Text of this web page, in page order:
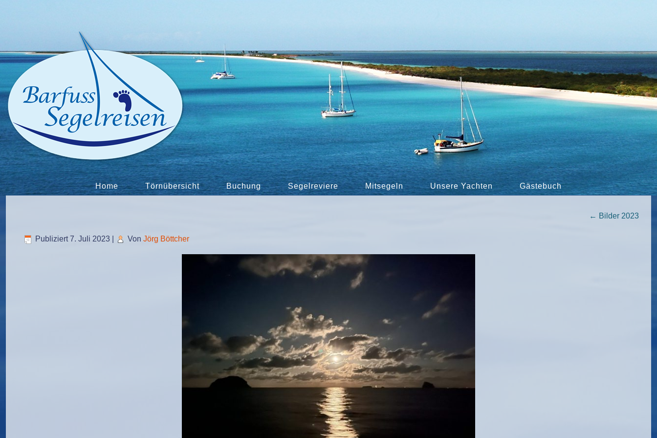
Home Törnübersicht Buchung Segelreviere Mitsegeln Unsere Yachten Gästebuch
← Bilder 2023
Publiziert 7. Juli 2023 Von Jörg Böttcher